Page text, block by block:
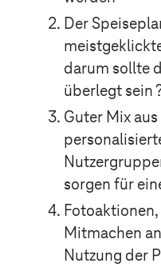
Der
darum sollte
überlegt sein
Guter Mix
sorgen für
Mitmachen
Nutzung der